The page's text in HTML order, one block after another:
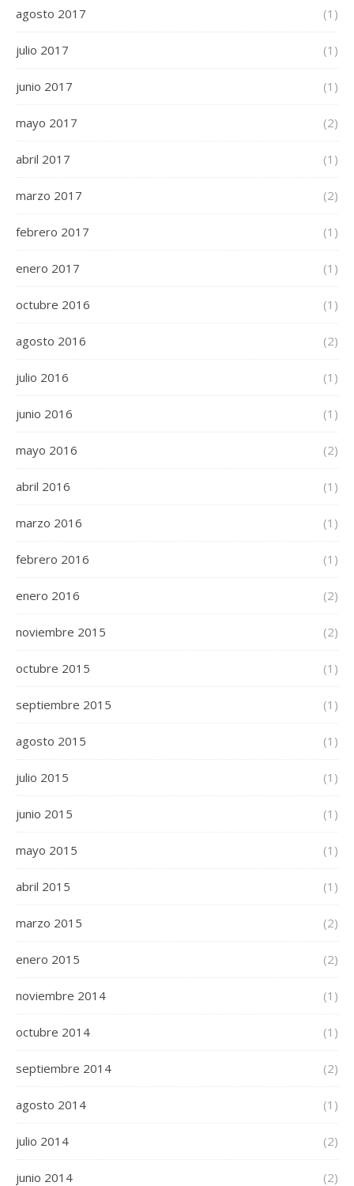
agosto 2017 (1)
julio 2017 (1)
junio 2017 (1)
mayo 2017 (2)
abril 2017 (1)
marzo 2017 (2)
febrero 2017 (1)
enero 2017 (1)
octubre 2016 (1)
agosto 2016 (2)
julio 2016 (1)
junio 2016 (1)
mayo 2016 (2)
abril 2016 (1)
marzo 2016 (1)
febrero 2016 (1)
enero 2016 (2)
noviembre 2015 (2)
octubre 2015 (1)
septiembre 2015 (1)
agosto 2015 (1)
julio 2015 (1)
junio 2015 (1)
mayo 2015 (1)
abril 2015 (1)
marzo 2015 (2)
enero 2015 (2)
noviembre 2014 (1)
octubre 2014 (1)
septiembre 2014 (2)
agosto 2014 (1)
julio 2014 (2)
junio 2014 (2)